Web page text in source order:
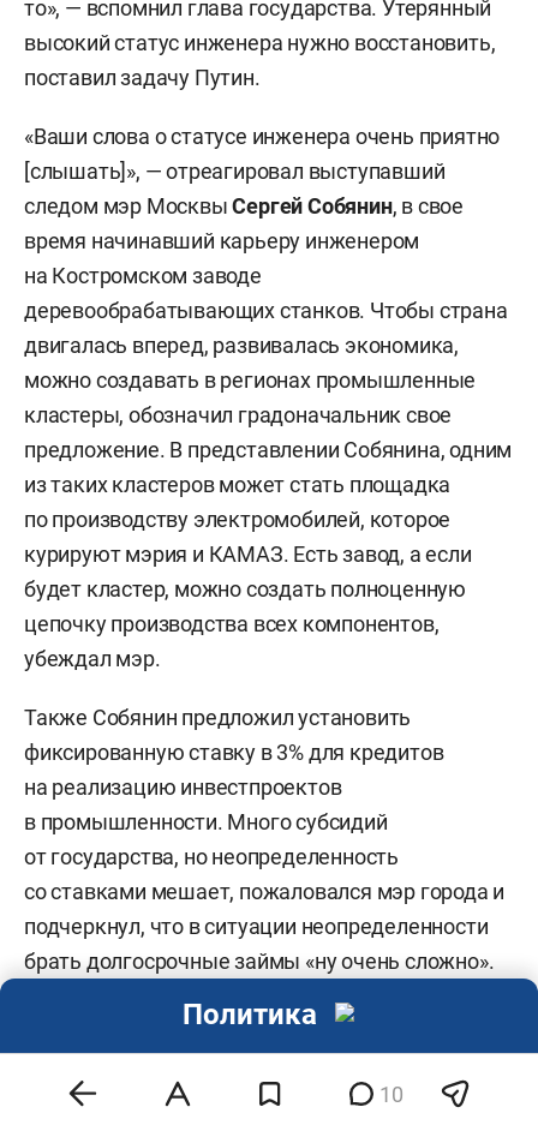
то», — вспомнил глава государства. Утерянный
высокий статус инженера нужно восстановить,
поставил задачу Путин.
«Ваши слова о статусе инженера очень приятно
[слышать]», — отреагировал выступавший
следом мэр МосквыСергей Собянин, в свое
время начинавший карьеру инженером
на Костромском заводе
деревообрабатывающих станков. Чтобы страна
двигалась вперед, развивалась экономика,
можно создавать в регионах промышленные
кластеры, обозначил градоначальник свое
предложение. В представлении Собянина, одним
из таких кластеров может стать площадка
по производству электромобилей, которое
курируют мэрия и КАМАЗ. Есть завод, а если
будет кластер, можно создать полноценную
цепочку производства всех компонентов,
убеждал мэр.
Также Собянин предложил установить
фиксированную ставку в 3% для кредитов
на реализацию инвестпроектов
в промышленности. Много субсидий
от государства, но неопределенность
со ставками мешает, пожаловался мэр города и
подчеркнул, что в ситуации неопределенности
брать долгосрочные займы «ну очень сложно».
Потому что непонятно, какими завтра будут курс
рубля и ключевая ставка.
10
Политика